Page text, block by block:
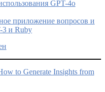
GPT-4o
приложение вопросов и
3 и Ruby
to Generate Insights from